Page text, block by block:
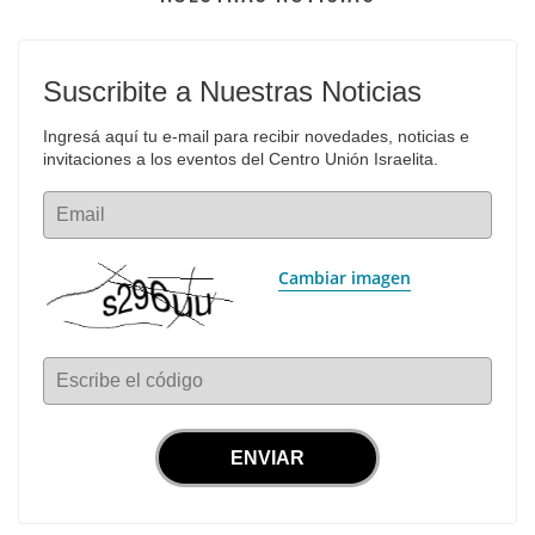
Suscribite a Nuestras Noticias
Ingresá aquí tu e-mail para recibir novedades, noticias e
invitaciones a los eventos del Centro Unión Israelita.
Email
Cambiar imagen
Escribe el código